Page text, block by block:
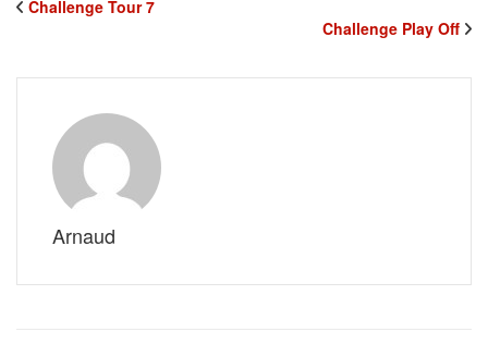
Challenge Tour 7
Challenge Play Off
Arnaud